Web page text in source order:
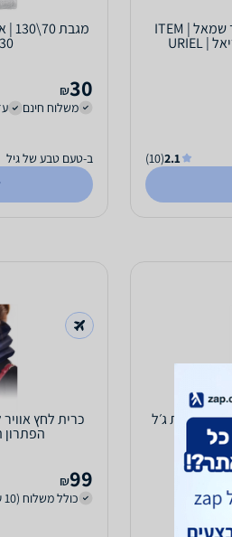
סד מקבע לאגודל ופרק כף היד שמאל | ITEM
2.1
(10)
330 גרם
30
₪
משלוח חינם
עד 3
ב-טעם טבע של גיל
כרית לחץ
הפתרון
99
₪
כולל משלוח (10 ₪)